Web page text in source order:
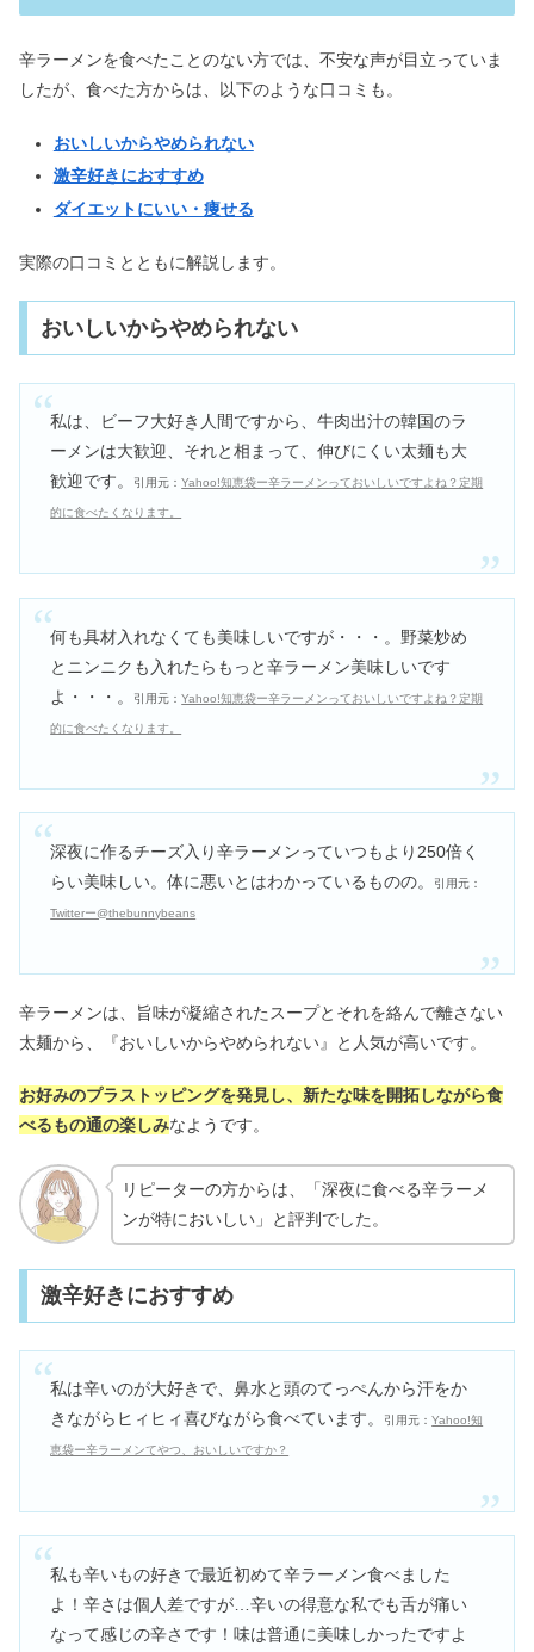
辛ラーメンを食べたことのない方では、不安な声が目立っていま
したが、食べた方からは、以下のような口コミも。
おいしいからやめられない
激辛好きにおすすめ
ダイエットにいい・痩せる
実際の口コミとともに解説します。
おいしいからやめられない
私は、ビーフ大好き人間ですから、牛肉出汁の韓国のラ
ーメンは大歓迎、それと相まって、伸びにくい太麺も大
歓迎です。
引用元：Yahoo!知恵袋ー辛ラーメンっておいしいですよね？定期
的に食べたくなります。
何も具材入れなくても美味しいですが・・・。野菜炒め
とニンニクも入れたらもっと辛ラーメン美味しいです
よ・・・。
引用元：Yahoo!知恵袋ー辛ラーメンっておいしいですよね？定期
的に食べたくなります。
深夜に作るチーズ入り辛ラーメンっていつもより250倍く
らい美味しい。体に悪いとはわかっているものの。
引用元：
Twitterー@thebunnybeans
辛ラーメンは、旨味が凝縮されたスープとそれを絡んで離さない
太麺から、『おいしいからやめられない』と人気が高いです。
お好みのプラストッピングを発見し、新たな味を開拓しながら食
べるもの通の楽しみなようです。
リピーターの方からは、「深夜に食べる辛ラーメ
ンが特においしい」と評判でした。
激辛好きにおすすめ
私は辛いのが大好きで、鼻水と頭のてっぺんから汗をか
きながらヒィヒィ喜びながら食べています。
引用元：Yahoo!知
恵袋ー辛ラーメンてやつ、おいしいですか？
私も辛いもの好きで最近初めて辛ラーメン食べました
よ！辛さは個人差ですが…辛いの得意な私でも舌が痛い
なって感じの辛さです！味は普通に美味しかったですよ